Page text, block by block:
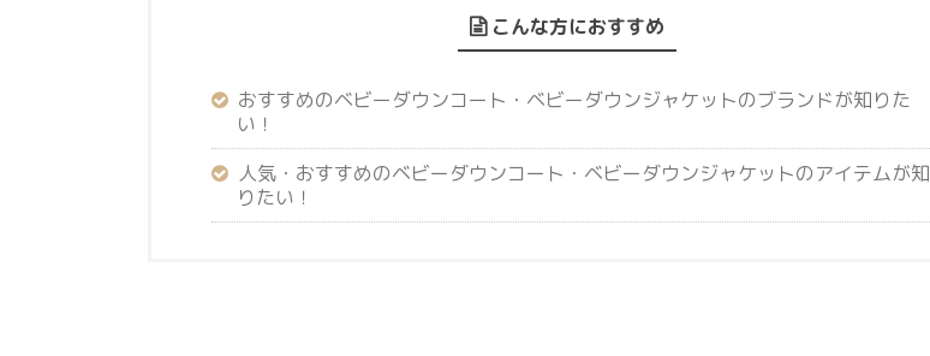
こんな方におすすめ
おすすめのベビーダウンコート・ベビーダウンジャケットのブランドが知りた
い！
人気・おすすめのベビーダウンコート・ベビーダウンジャケットのアイテムが知
りたい！